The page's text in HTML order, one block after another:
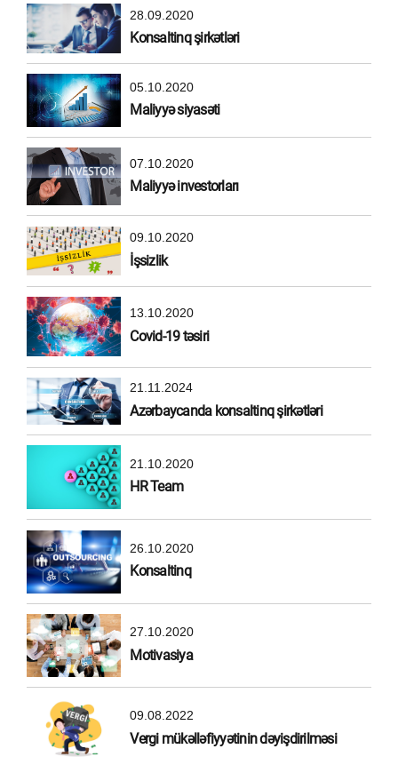
28.09.2020
Konsaltinq şirkətləri
05.10.2020
Maliyyə siyasəti
07.10.2020
Maliyyə investorları
09.10.2020
İşsizlik
13.10.2020
Covid-19 təsiri
21.11.2024
Azərbaycanda konsaltinq şirkətləri
21.10.2020
HR Team
26.10.2020
Konsaltinq
27.10.2020
Motivasiya
09.08.2022
Vergi mükəlləfiyyətinin dəyişdirilməsi